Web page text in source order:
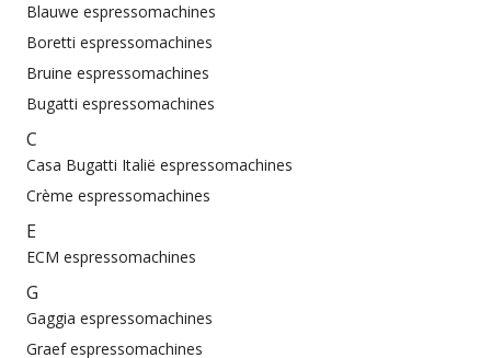
Blauwe espressomachines
Boretti espressomachines
Bruine espressomachines
Bugatti espressomachines
C
Casa Bugatti Italië espressomachines
Crème espressomachines
E
ECM espressomachines
G
Gaggia espressomachines
Graef espressomachines